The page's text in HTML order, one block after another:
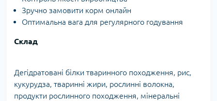
Зручно замовити корм онлайн
Оптимальна вага для регулярного годування
Склад
Дегідратовані білки тваринного походження, рис,
кукурудза, тваринні жири, рослинні волокна,
продукти рослинного походження, мінеральні